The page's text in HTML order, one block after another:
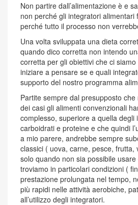
Non partire dall’alimentazione è e
non perché gli integratori alimentari
perché tutto il processo non
Una volta sviluppata una dieta
quando dico corretta non intendo
corretta per gli obiettivi che ci
iniziare a pensare se e quali
supporto del nostro programma
Partite sempre dal presupposto
dei casi gli alimenti convenzionali
complesso, superiore a quella degli
carboidrati e proteine e che quindi
a mio parere, andrebbe sempre
classici ( uova, carne, pesce, frutta,
solo quando non sia possibile usare
troviamo in particolari condizioni (
prestazione prolungata nel tempo,
più rapidi nelle attività aerobiche,
all’utilizzo degli integratori.